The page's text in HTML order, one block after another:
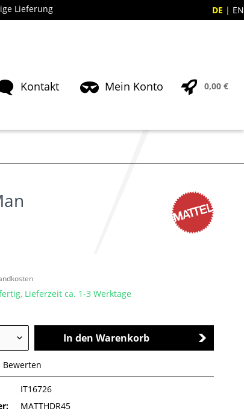
Lieferung DE EN
Kontakt Mein Konto 0,00 €
Lieferzeit ca. 1-3 Werktage
In den Warenkorb
Bewerten
IT16726
MATTHDR45